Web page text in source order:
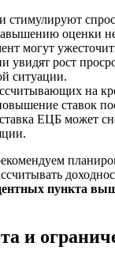
стимулируют
оценки
могут
увидят рост
ситуации.
на
ставок
ЕЦБ может
пункта
и